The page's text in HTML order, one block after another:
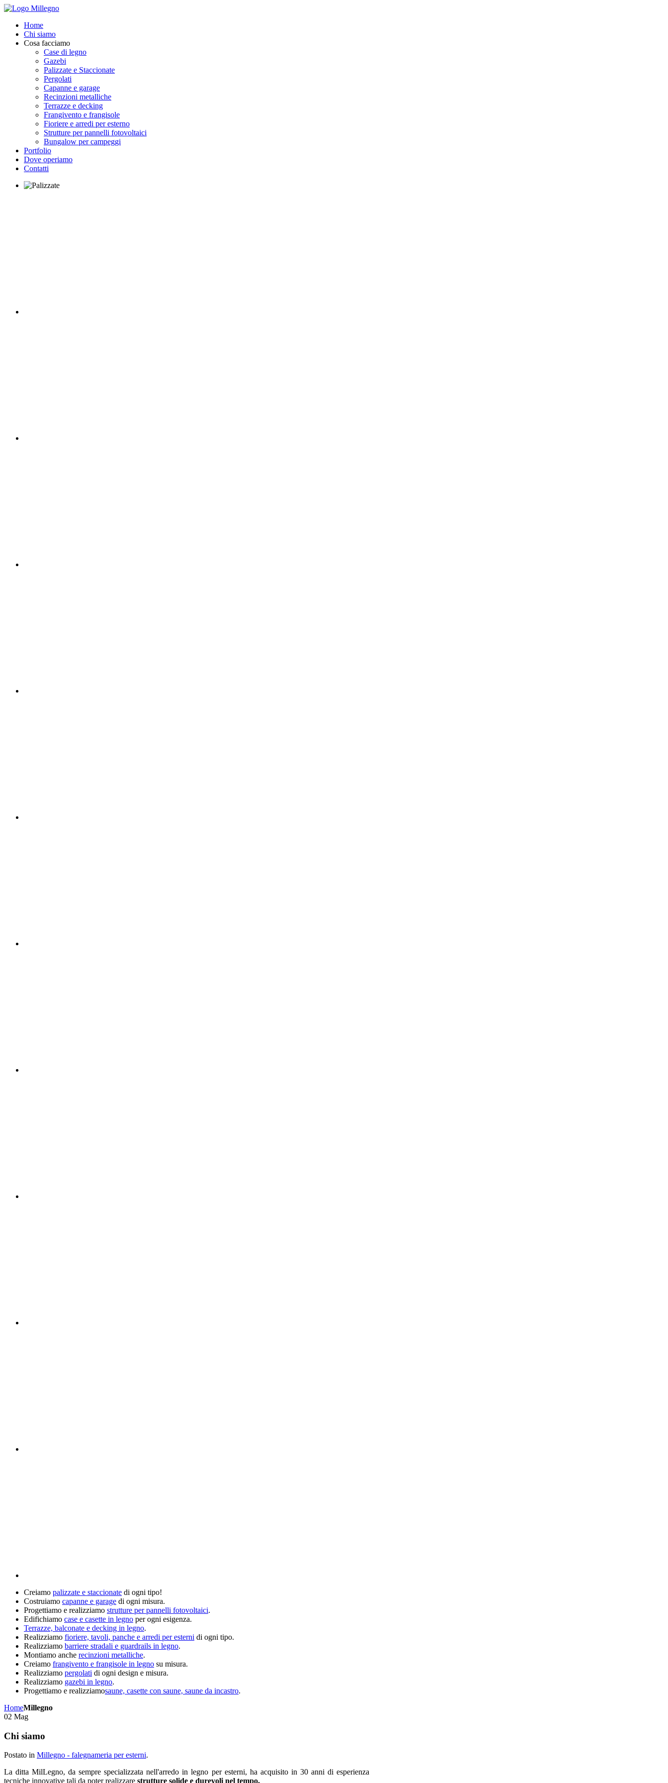
Home
Chi siamo
Cosa facciamo
Case di legno
Gazebi
Palizzate e Staccionate
Pergolati
Capanne e garage
Recinzioni metalliche
Terrazze e decking
Frangivento e frangisole
Fioriere e arredi per esterno
Strutture per pannelli fotovoltaici
Bungalow per campeggi
Portfolio
Dove operiamo
Contatti
Creiamo palizzate e staccionate di ogni tipo!
Costruiamo capanne e garage di ogni misura.
Progettiamo e realizziamo strutture per pannelli fotovoltaici.
Edifichiamo case e casette in legno per ogni esigenza.
Terrazze, balconate e decking in legno.
Realizziamo fioriere, tavoli, panche e arredi per esterni di ogni tipo.
Realizziamo barriere stradali e guardrails in legno.
Montiamo anche recinzioni metalliche.
Creiamo frangivento e frangisole in legno su misura.
Realizziamo pergolati di ogni design e misura.
Realizziamo gazebi in legno.
Progettiamo e realizziamosaune, casette con saune, saune da incastro.
HomeMillegno
02 Mag
Chi siamo
Postato in Millegno - falegnameria per esterni.
La ditta MilLegno, da sempre specializzata nell'arredo in legno per esterni, ha acquisito in 30 anni di esperienza
tecniche innovative tali da poter realizzare strutture solide e durevoli nel tempo.